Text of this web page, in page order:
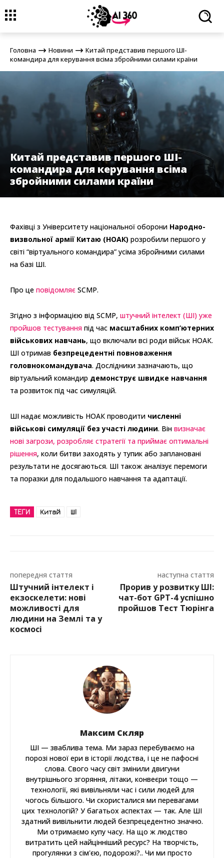
Головна
Китай представив першого ШІ-командира для
керування всіма збройними силами країни
Головна Новини
Китай представив першого ШІ-
командира для керування всіма збройними силами країни
Китай представив першого ШІ-
командира для керування всіма
збройними силами країни
Фахівці з Університету національної оборони Народно-
визвольної армії Китаю (НОАК) розробили першого у
світі “віртуального командира” усіма збройними силами
на базі ШІ.
Про це повідомляє SCMP.
Згідно з інформацією від SCMP, штучний інтелект (ШІ) уже
пройшов тестування під час масштабних комп’ютерних
військових навчань, що включали всі роди військ НОАК.
ШІ отримав безпрецедентні повноваження
головнокомандувача. Дослідники зазначають, що
віртуальний командир демонструє швидке навчання
та розвиток під час симуляцій.
ШІ надає можливість НОАК проводити численні
військові симуляції без участі людини. Він визначає
нові загрози, розробляє стратегії та приймає оптимальні
рішення, коли битви заходять у тупик або заплановані
результати не досягаються. ШІ також аналізує перемоги
та поразки для подальшого навчання та адаптації.
ТЕГИ Китай ШІ
попередня стаття
Штучний інтелект і
екзоскелети: нові
можливості для
людини на Землі та у
космосі
наступна стаття
Прорив у розвитку ШІ:
чат-бот GPT-4 успішно
пройшов Тест Тюрінга
Максим Скляр
ШІ — зваблива тема. Ми зараз перебуваємо на
порозі нової ери в історії людства, і це не пафосні
слова. Свого часу світ змінили двигуни
внутрішнього згоряння, літаки, конвеєри тощо —
технології, які вивільняли час і сили людей для
чогось більшого. Чи скористалися ми перевагами
цих технологій? У багатьох аспектах — так. Але ШІ
здатний вивільнити людей безпрецедентно значно.
Ми отримаємо купу часу. На що ж людство
витратить цей найцінніший ресурс? На творчість,
прогулянки з сім'єю, подорожі?.. Чи ми просто